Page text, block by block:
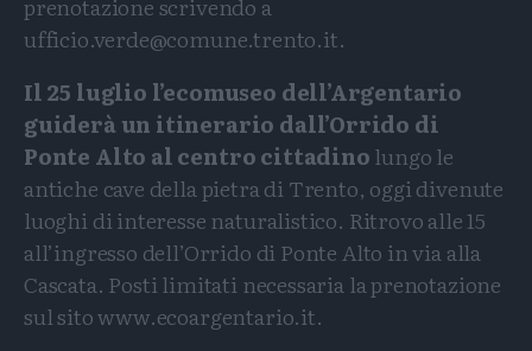
prenotazione scrivendo a
ufficio.verde@comune.trento.it.
Il 25 luglio l’ecomuseo dell’Argentario
guiderà un itinerario dall’Orrido di
Ponte Alto al centro cittadinolungo le
antiche cave della pietra di Trento, oggi divenute
luoghi di interesse naturalistico. Ritrovo alle 15
all’ingresso dell’Orrido di Ponte Alto in via alla
Cascata. Posti limitati necessaria la prenotazione
sul sito www.ecoargentario.it.